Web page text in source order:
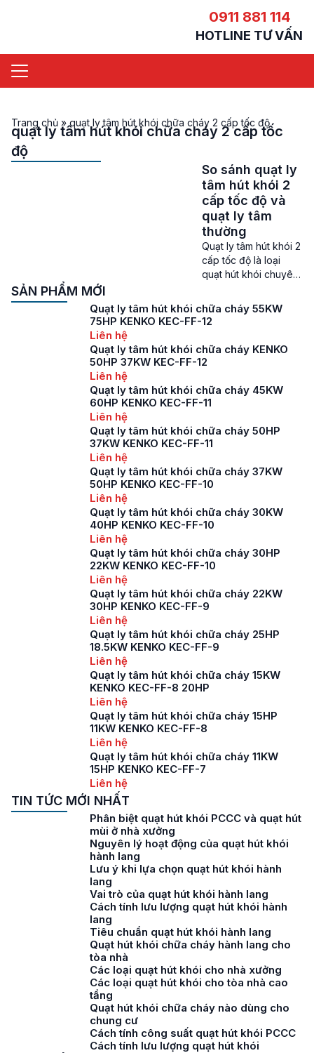
0911 881 114
HOTLINE TƯ VẤN
Trang chủ »quạt ly tâm hút khói chữa cháy 2 cấp tốc độ
quạt ly tâm hút khói chữa cháy 2 cấp tốc
độ
So sánh quạt ly
tâm hút khói 2
cấp tốc độ và
quạt ly tâm
thường
Quạt ly tâm hút khói 2
cấp tốc độ là loại
quạt hút khói chuyên
nhiều hệ thống PCCC
, hệ thống thông gió
được lưu thông, hút
khói và duy trì an
Tuy nhiên, nhiều
người dùng vẫn băn
SẢN PHẨM MỚI
Quạt ly tâm hút khói chữa cháy 55KW
75HP KENKO KEC-FF-12
Liên hệ
Quạt ly tâm hút khói chữa cháy KENKO
50HP 37KW KEC-FF-12
Liên hệ
Quạt ly tâm hút khói chữa cháy 45KW
60HP KENKO KEC-FF-11
Liên hệ
Quạt ly tâm hút khói chữa cháy 50HP
37KW KENKO KEC-FF-11
Liên hệ
Quạt ly tâm hút khói chữa cháy 37KW
50HP KENKO KEC-FF-10
Liên hệ
Quạt ly tâm hút khói chữa cháy 30KW
40HP KENKO KEC-FF-10
Liên hệ
Quạt ly tâm hút khói chữa cháy 30HP
22KW KENKO KEC-FF-10
Liên hệ
Quạt ly tâm hút khói chữa cháy 22KW
30HP KENKO KEC-FF-9
Liên hệ
Quạt ly tâm hút khói chữa cháy 25HP
18.5KW KENKO KEC-FF-9
Liên hệ
Quạt ly tâm hút khói chữa cháy 15KW
KENKO KEC-FF-8 20HP
Liên hệ
Quạt ly tâm hút khói chữa cháy 15HP
11KW KENKO KEC-FF-8
Liên hệ
Quạt ly tâm hút khói chữa cháy 11KW
15HP KENKO KEC-FF-7
Liên hệ
TIN TỨC MỚI NHẤT
Phân biệt quạt hút khói PCCC và quạt hút
mùi ở nhà xưởng
Nguyên lý hoạt động của quạt hút khói
hành lang
Lưu ý khi lựa chọn quạt hút khói hành
lang
Vai trò của quạt hút khói hành lang
Cách tính lưu lượng quạt hút khói hành
lang
Tiêu chuẩn quạt hút khói hành lang
Quạt hút khói chữa cháy hành lang cho
tòa nhà
Các loại quạt hút khói cho nhà xưởng
Các loại quạt hút khói cho tòa nhà cao
tầng
Quạt hút khói chữa cháy nào dùng cho
chung cư
Cách tính công suất quạt hút khói PCCC
Cách tính lưu lượng quạt hút khói